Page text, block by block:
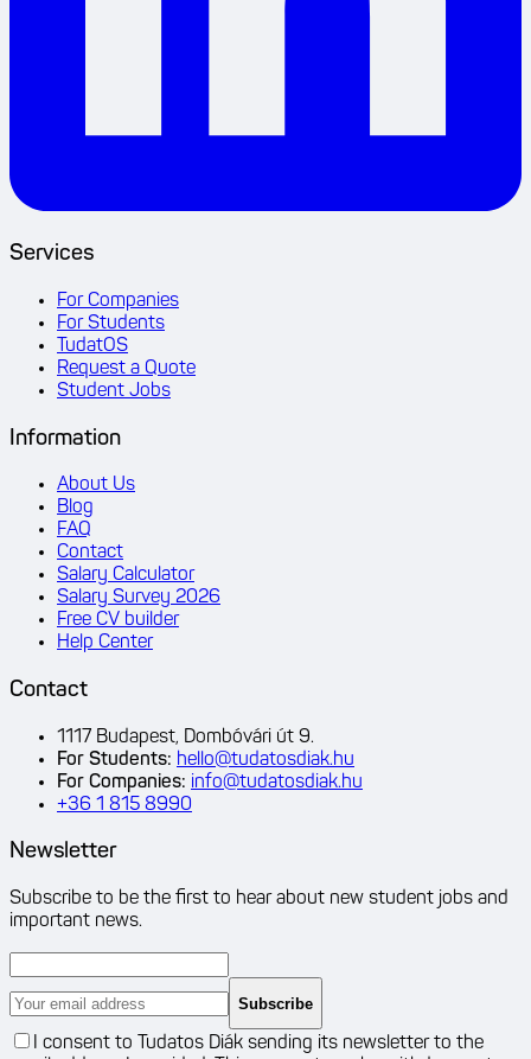
Services
For Companies
For Students
TudatOS
Request a Quote
Student Jobs
Information
About Us
Blog
FAQ
Contact
Salary Calculator
Salary Survey 2026
Free CV builder
Help Center
Contact
1117 Budapest, Dombóvári út 9.
For Students: hello@tudatosdiak.hu
For Companies: info@tudatosdiak.hu
+36 1 815 8990
Newsletter
Subscribe to be the first to hear about new student jobs and
important news.
Subscribe
I consent to Tudatos Diák sending its newsletter to the